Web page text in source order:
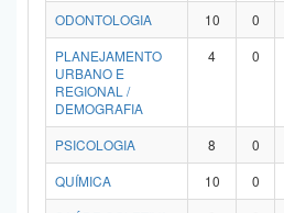
ODONTOLOGIA
10 0
PLANEJAMENTO
URBANO E
REGIONAL /
DEMOGRAFIA
4 0
PSICOLOGIA 8 0
QUÍMICA
10 0